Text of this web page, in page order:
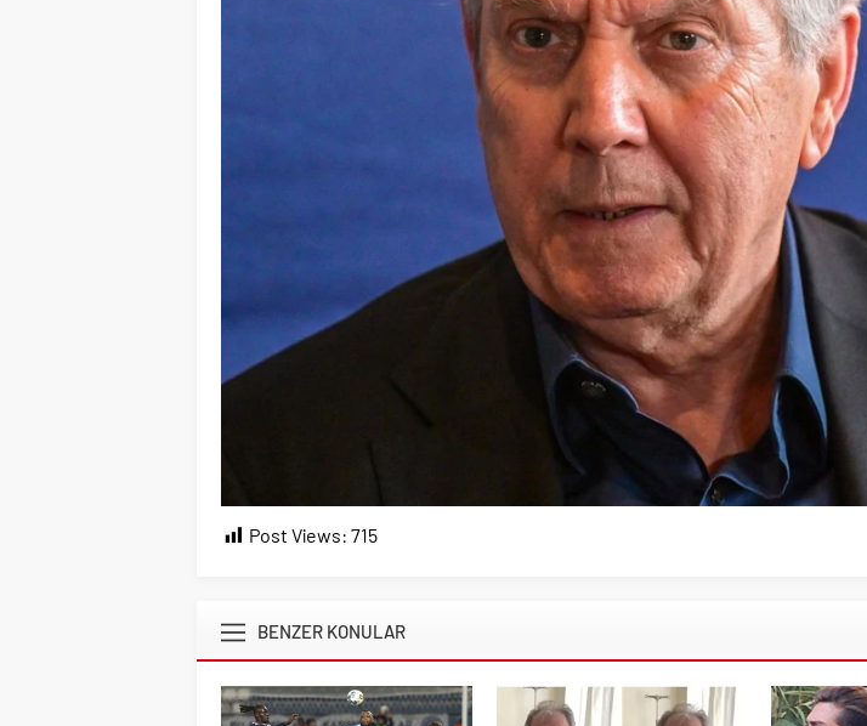
Post Views: 715
BENZER KONULAR